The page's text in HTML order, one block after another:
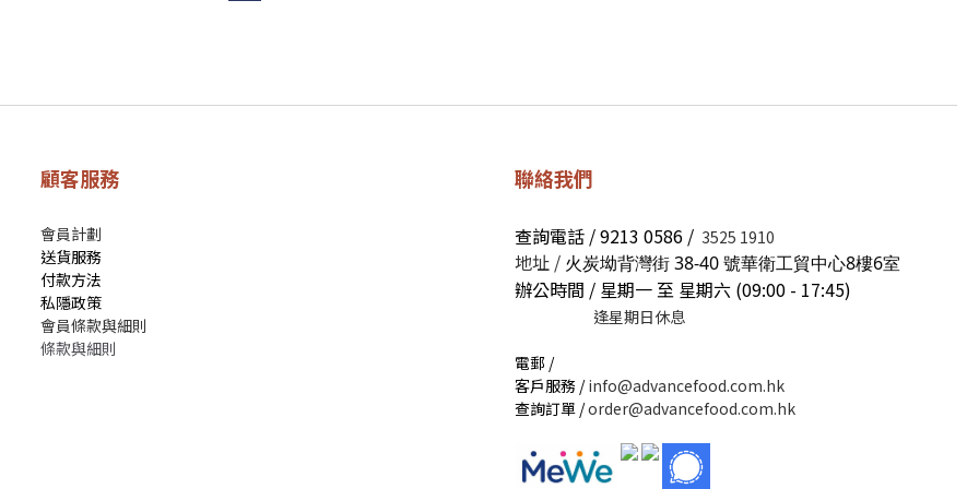
顧客服務
會員計劃
送貨服務
付款方法
私隱政策
會員條款與細則
條款與細則
聯絡我們
查詢電話 / 9213 0586 / 3525 1910
地址 / 火炭坳背灣街 38-40 號華衛工貿中心8樓6室
辦公時間 / 星期一 至 星期六 (09:00 - 17:45)
逢星期日休息
電郵 /
客戶服務 /info@advancefood.com.hk
查詢訂單 /order@advancefood.com.hk